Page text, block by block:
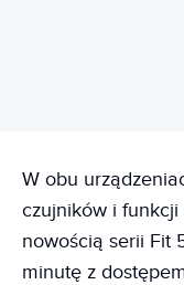
W obu
czujników i
nowością serii Fit
minutę z